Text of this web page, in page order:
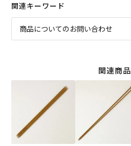
関連キーワード
商品についてのお問い合わせ
関連商品